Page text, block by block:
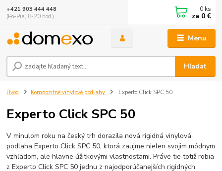
Menu
Hľadať
+421 903 444 448
(Po-Pia, 8-20 hod.)
0 ks
za 0 €
Úvod Kompozitné vinylové podlahy Experto Click SPC 50
Experto Click SPC 50
V minulom roku na český trh dorazila nová rigidná vinylová
podlaha Experto Click SPC 50, ktorá zaujme nielen svojim módnym
vzhľadom, ale hlavne úžitkovými vlastnosťami. Práve tie totiž robia
z Experto Click SPC 50 jednu z najodporúčanejších rigidných